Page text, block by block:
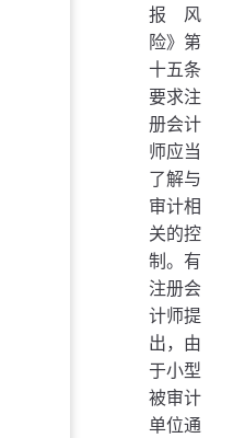
报风
险》第
十五条
要求注
册会计
师应当
了解与
审计相
关的控
制。有
注册会
计师提
出，由
于小型
被审计
单位通